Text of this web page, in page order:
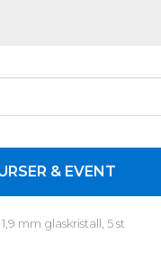
& EVENT
mm glaskristall, 5 st